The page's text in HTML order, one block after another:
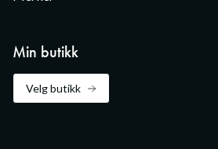
Min butikk
Velg butikk